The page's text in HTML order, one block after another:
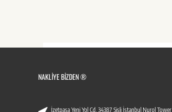
NAKLIYE BIZDEN ®
İzetpaşa Yeni Yol Cd. 34387 Şişli İstanbul Nurol Tower